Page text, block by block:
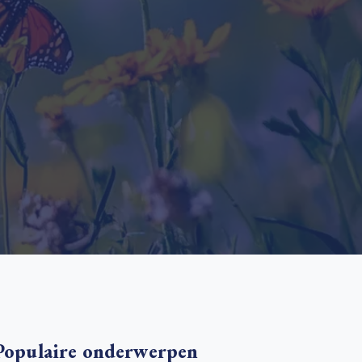
basis leggen voor het Sauki Cookstove Nigeria
voor het mkb: maak van dataverzoeken een
onderwerpen